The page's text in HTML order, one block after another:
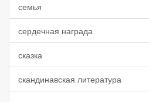
семья
сердечная награда
сказка
скандинавская литература